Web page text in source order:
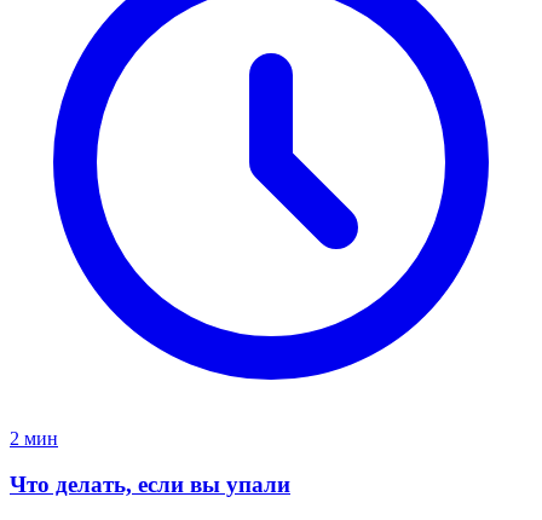
2 мин
Что делать, если вы упали